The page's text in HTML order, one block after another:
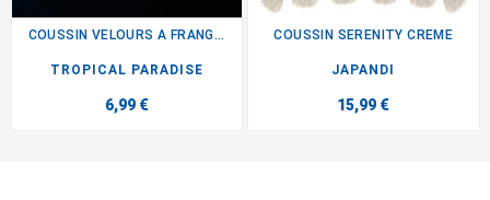
COUSSIN VELOURS A FRANGES...
TROPICAL PARADISE
6,99 €
COUSSIN SERENITY CREME
JAPANDI
15,99 €